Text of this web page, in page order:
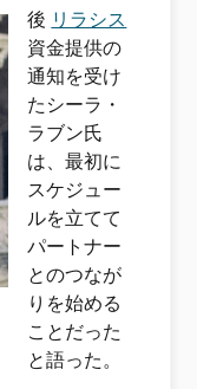
後 リラシス
資金提供の
通知を受け
たシーラ・
ラブン氏
は、最初に
スケジュー
ルを立てて
パートナー
とのつなが
りを始める
ことだった
と語った。